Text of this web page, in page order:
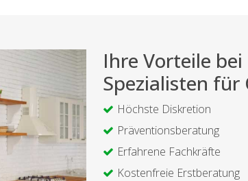
Ihre Vorteile
Spezialisten für
Höchste Diskretion
Präventionsberatung
Erfahrene Fachkräfte
Kostenfreie Erstberatung